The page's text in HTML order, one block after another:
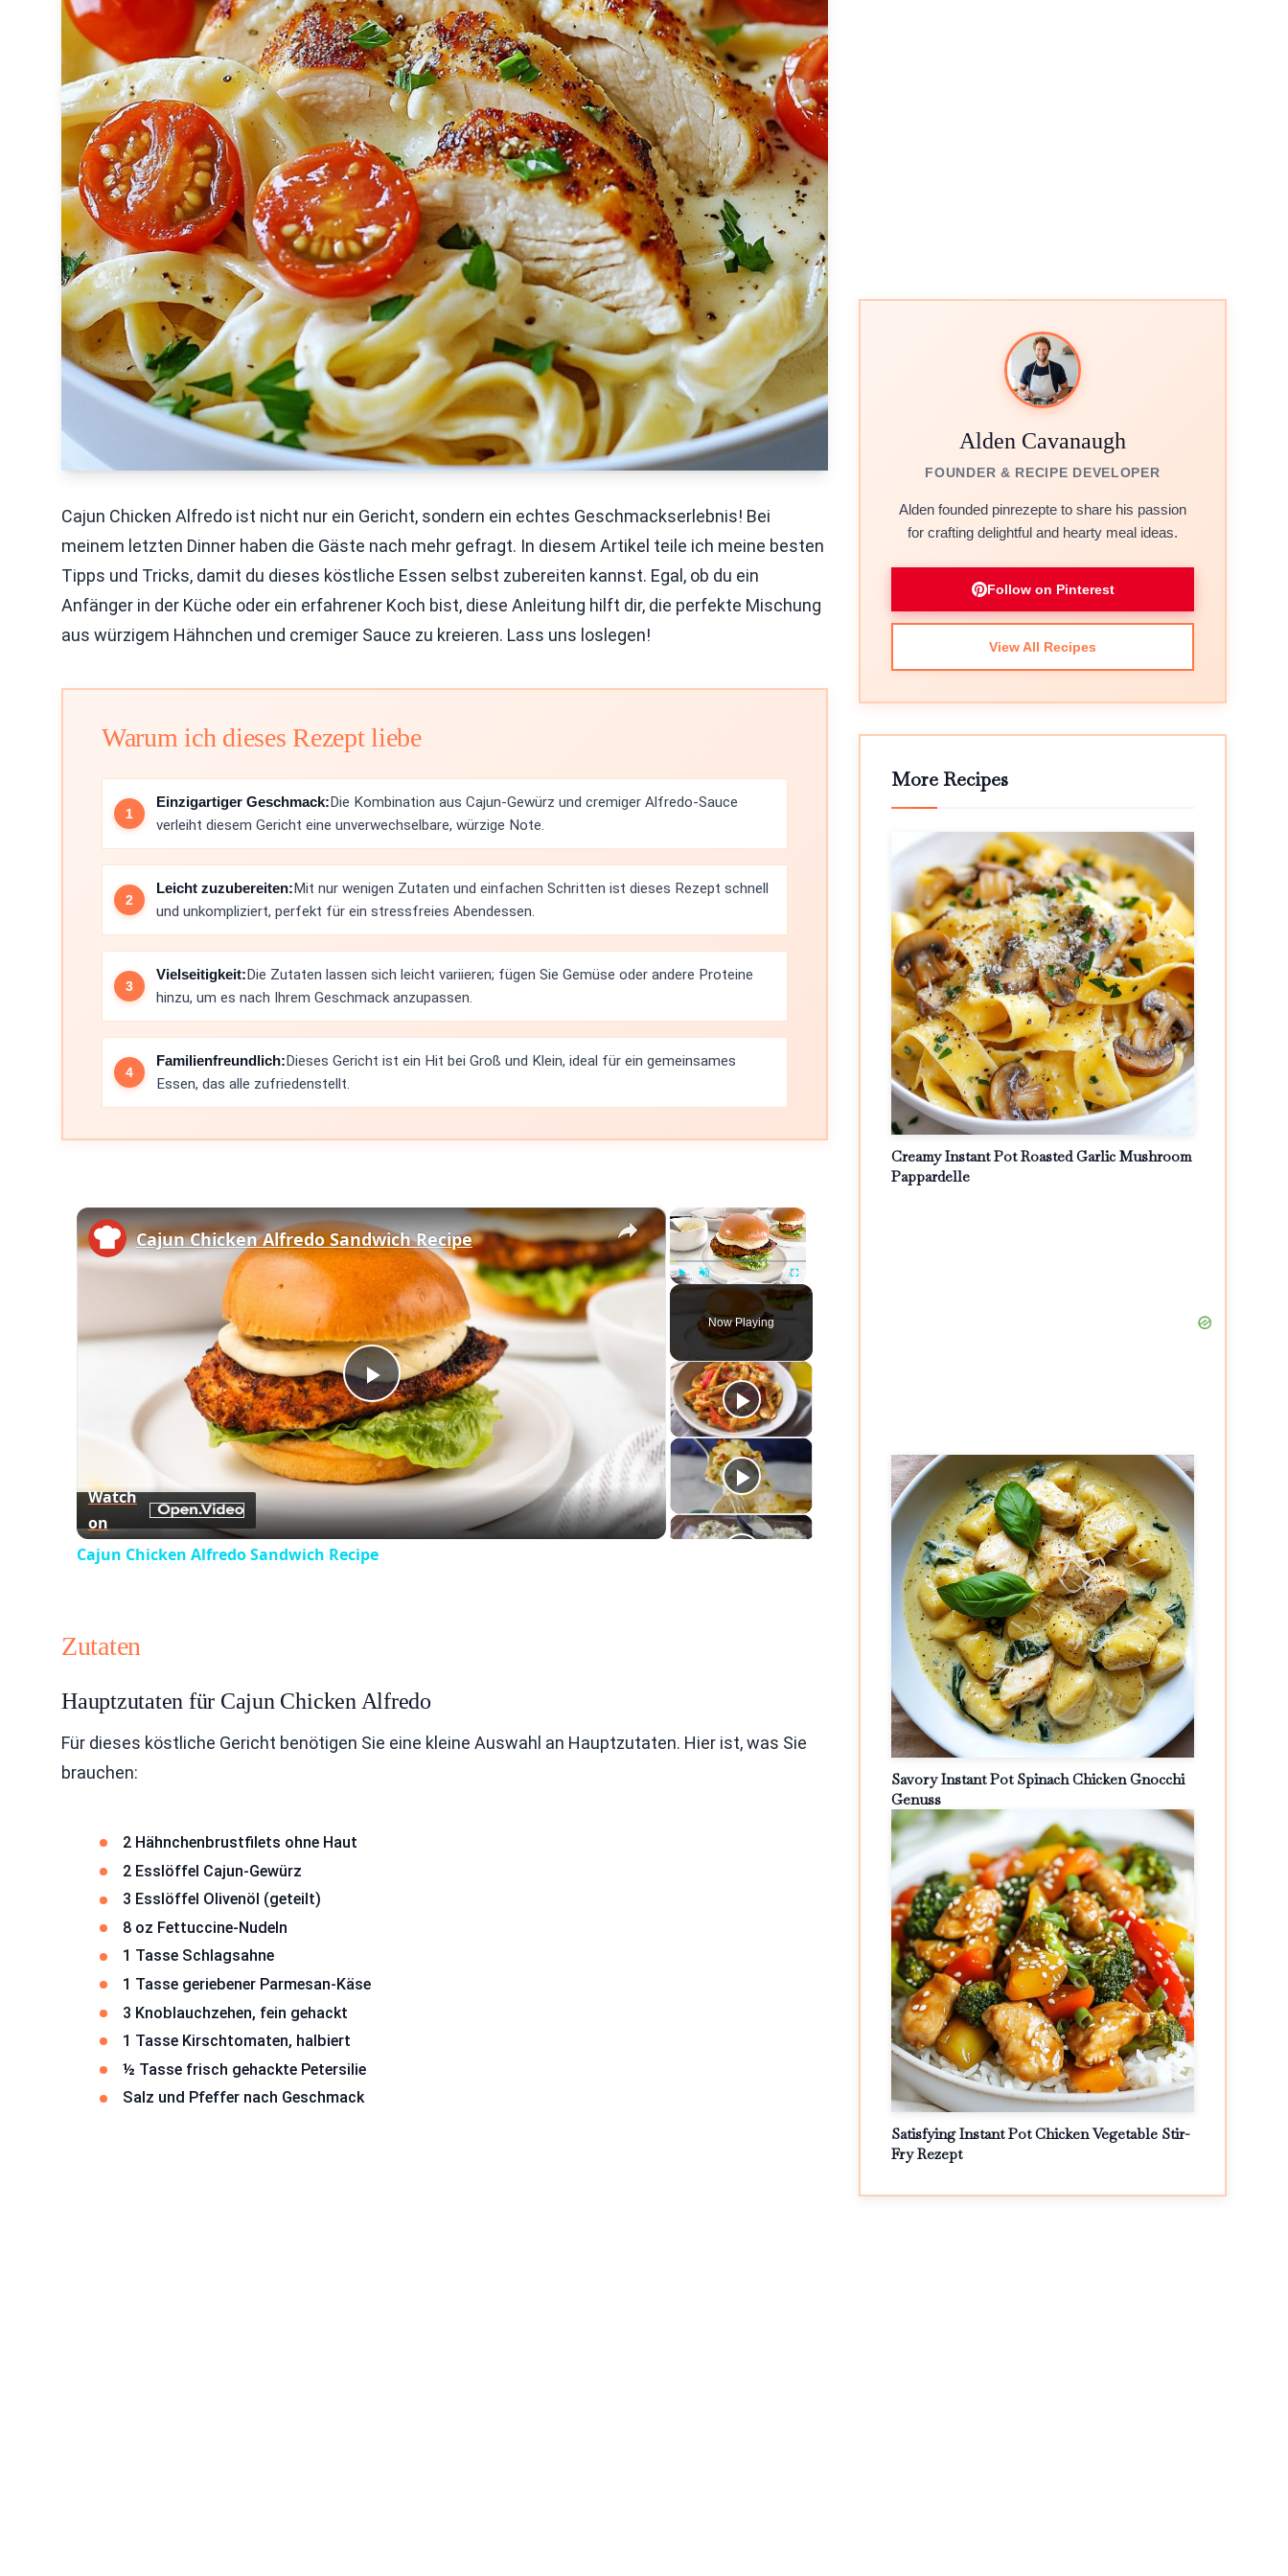
Cajun Chicken Alfredo ist nicht nur ein Gericht, sondern ein echtes Geschmackserlebnis! Bei
meinem letzten Dinner haben die Gäste nach mehr gefragt. In diesem Artikel teile ich meine besten
Tipps und Tricks, damit du dieses köstliche Essen selbst zubereiten kannst. Egal, ob du ein
Anfänger in der Küche oder ein erfahrener Koch bist, diese Anleitung hilft dir, die perfekte Mischung
aus würzigem Hähnchen und cremiger Sauce zu kreieren. Lass uns loslegen!
Warum ich dieses Rezept liebe
Einzigartiger Geschmack:Die Kombination aus Cajun-Gewürz und cremiger Alfredo-Sauce
verleiht diesem Gericht eine unverwechselbare, würzige Note.
Leicht zuzubereiten:Mit nur wenigen Zutaten und einfachen Schritten ist dieses Rezept schnell
und unkompliziert, perfekt für ein stressfreies Abendessen.
Vielseitigkeit:Die Zutaten lassen sich leicht variieren; fügen Sie Gemüse oder andere Proteine
hinzu, um es nach Ihrem Geschmack anzupassen.
Familienfreundlich:Dieses Gericht ist ein Hit bei Groß und Klein, ideal für ein gemeinsames
Essen, das alle zufriedenstellt.
×
Unmute Fullscreen
Now Playing
×
Play
Video
Cajun Chicken Alfredo Sandwich Recipe
Watch
on
Cajun Chicken Alfredo Sandwich Recipe
Zutaten
Hauptzutaten für Cajun Chicken Alfredo
Für dieses köstliche Gericht benötigen Sie eine kleine Auswahl an Hauptzutaten. Hier ist, was Sie
brauchen:
2 Hähnchenbrustfilets ohne Haut
2 Esslöffel Cajun-Gewürz
3 Esslöffel Olivenöl (geteilt)
8 oz Fettuccine-Nudeln
1 Tasse Schlagsahne
1 Tasse geriebener Parmesan-Käse
3 Knoblauchzehen, fein gehackt
1 Tasse Kirschtomaten, halbiert
½ Tasse frisch gehackte Petersilie
Salz und Pfeffer nach Geschmack
Alden Cavanaugh
FOUNDER & RECIPE DEVELOPER
Alden founded pinrezepte to share his passion
for crafting delightful and hearty meal ideas.
Follow on Pinterest
View All Recipes
More Recipes
Creamy Instant Pot Roasted Garlic Mushroom
Pappardelle
Savory Instant Pot Spinach Chicken Gnocchi
Genuss
Satisfying Instant Pot Chicken Vegetable Stir-
Fry Rezept